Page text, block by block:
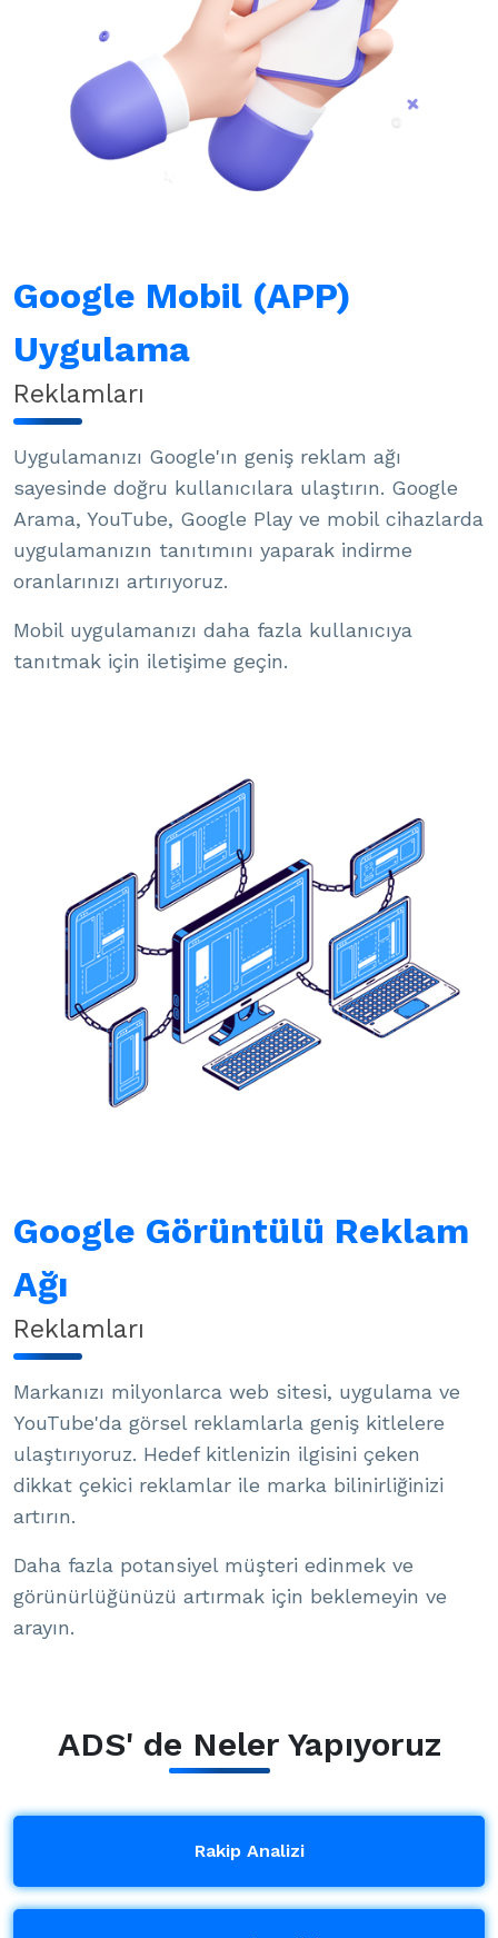
Google Mobil (APP)
Uygulama
Reklamları
Uygulamanızı Google'ın geniş reklam ağı
sayesinde doğru kullanıcılara ulaştırın. Google
Arama, YouTube, Google Play ve mobil cihazlarda
uygulamanızın tanıtımını yaparak indirme
oranlarınızı artırıyoruz.
Mobil uygulamanızı daha fazla kullanıcıya
tanıtmak için iletişime geçin.
Google Görüntülü Reklam
Ağı
Reklamları
Markanızı milyonlarca web sitesi, uygulama ve
YouTube'da görsel reklamlarla geniş kitlelere
ulaştırıyoruz. Hedef kitlenizin ilgisini çeken
dikkat çekici reklamlar ile marka bilinirliğinizi
artırın.
Daha fazla potansiyel müşteri edinmek ve
görünürlüğünüzü artırmak için beklemeyin ve
arayın.
ADS' de Neler Yapıyoruz
Rakip Analizi